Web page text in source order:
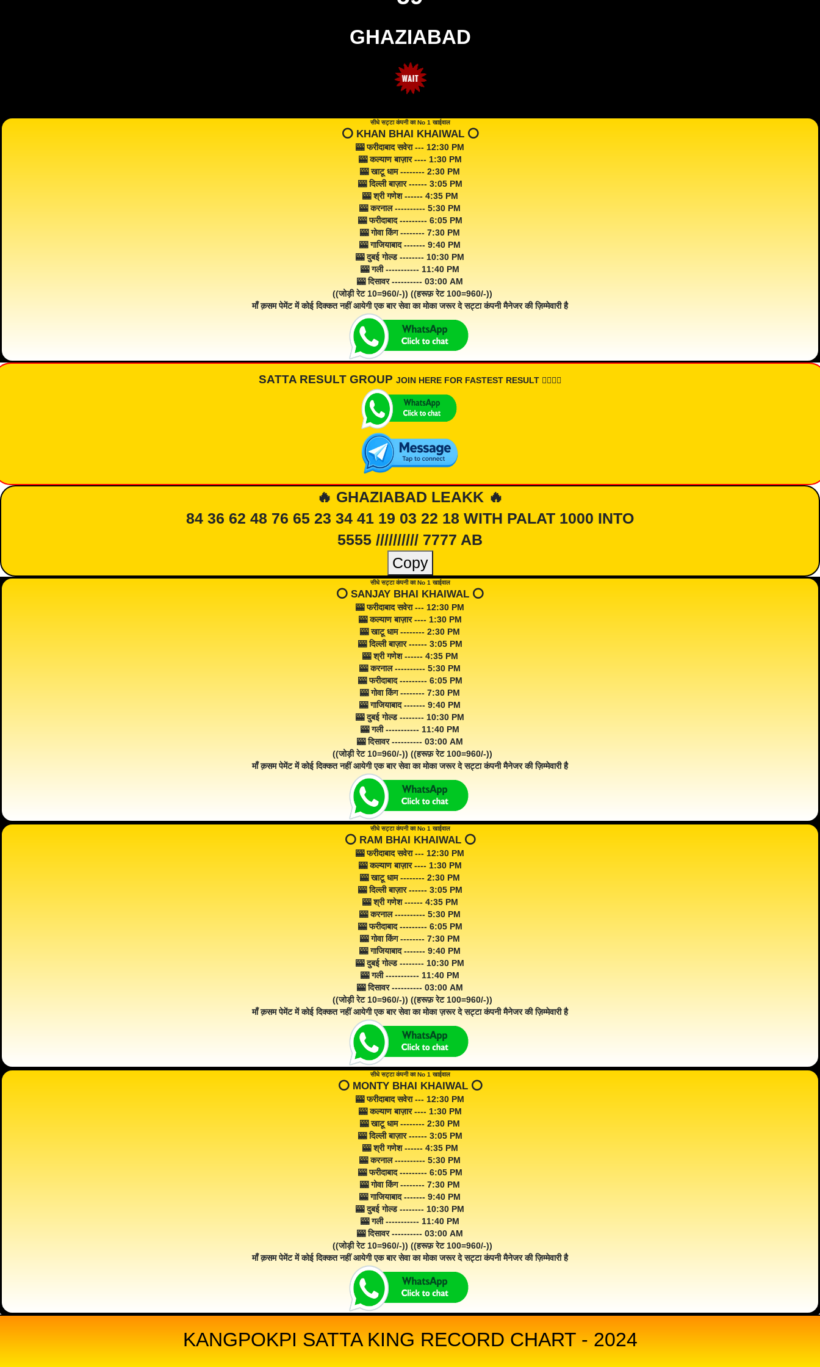
GHAZIABAD
सीधे सट्टा कंपनी का No 1 खाईवाल
⭕️ KHAN BHAI KHAIWAL ⭕️
🎰 फरीदाबाद सवेरा --- 12:30 PM
🎰 कल्याण बाज़ार ---- 1:30 PM
🎰 खाटू धाम -------- 2:30 PM
🎰 दिल्ली बाज़ार ------ 3:05 PM
🎰 श्री गणेश ------ 4:35 PM
🎰 करनाल ---------- 5:30 PM
🎰 फरीदाबाद --------- 6:05 PM
🎰 गोवा किंग -------- 7:30 PM
🎰 गाजियाबाद ------- 9:40 PM
🎰 दुबई गोल्ड -------- 10:30 PM
🎰 गली ----------- 11:40 PM
🎰 दिसावर ---------- 03:00 AM
((जोड़ी रेट 10=960/-)) ((हरूफ़ रेट 100=960/-))
माँ क़सम पेमेंट में कोई दिक्कत नहीं आयेगी एक बार सेवा का मोका जरूर दे सट्टा कंपनी मैनेजर की ज़िम्मेवारी है
SATTA RESULT GROUP JOIN HERE FOR FASTEST RESULT 👇🏾👇🏾
🔥 GHAZIABAD LEAKK 🔥
84 36 62 48 76 65 23 34 41 19 03 22 18 WITH PALAT 1000 INTO
5555 ////////// 7777 AB
Copy
सीधे सट्टा कंपनी का No 1 खाईवाल
⭕️ SANJAY BHAI KHAIWAL ⭕️
🎰 फरीदाबाद सवेरा --- 12:30 PM
🎰 कल्याण बाज़ार ---- 1:30 PM
🎰 खाटू धाम -------- 2:30 PM
🎰 दिल्ली बाज़ार ------ 3:05 PM
🎰 श्री गणेश ------ 4:35 PM
🎰 करनाल ---------- 5:30 PM
🎰 फरीदाबाद --------- 6:05 PM
🎰 गोवा किंग -------- 7:30 PM
🎰 गाजियाबाद ------- 9:40 PM
🎰 दुबई गोल्ड -------- 10:30 PM
🎰 गली ----------- 11:40 PM
🎰 दिसावर ---------- 03:00 AM
((जोड़ी रेट 10=960/-)) ((हरूफ़ रेट 100=960/-))
माँ क़सम पेमेंट में कोई दिक्कत नहीं आयेगी एक बार सेवा का मोका जरूर दे सट्टा कंपनी मैनेजर की ज़िम्मेवारी है
सीधे सट्टा कंपनी का No 1 खाईवाल
⭕️ RAM BHAI KHAIWAL ⭕️
🎰 फरीदाबाद सवेरा --- 12:30 PM
🎰 कल्याण बाज़ार ---- 1:30 PM
🎰 खाटू धाम -------- 2:30 PM
🎰 दिल्ली बाज़ार ------ 3:05 PM
🎰 श्री गणेश ------ 4:35 PM
🎰 करनाल ---------- 5:30 PM
🎰 फरीदाबाद --------- 6:05 PM
🎰 गोवा किंग -------- 7:30 PM
🎰 गाजियाबाद ------- 9:40 PM
🎰 दुबई गोल्ड -------- 10:30 PM
🎰 गली ----------- 11:40 PM
🎰 दिसावर ---------- 03:00 AM
((जोड़ी रेट 10=960/-)) ((हरूफ़ रेट 100=960/-))
माँ क़सम पेमेंट में कोई दिक्कत नहीं आयेगी एक बार सेवा का मोका ज़रूर दे सट्टा कंपनी मैनेजर की ज़िम्मेवारी है
सीधे सट्टा कंपनी का No 1 खाईवाल
⭕️ MONTY BHAI KHAIWAL ⭕️
🎰 फरीदाबाद सवेरा --- 12:30 PM
🎰 कल्याण बाज़ार ---- 1:30 PM
🎰 खाटू धाम -------- 2:30 PM
🎰 दिल्ली बाज़ार ------ 3:05 PM
🎰 श्री गणेश ------ 4:35 PM
🎰 करनाल ---------- 5:30 PM
🎰 फरीदाबाद --------- 6:05 PM
🎰 गोवा किंग -------- 7:30 PM
🎰 गाजियाबाद ------- 9:40 PM
🎰 दुबई गोल्ड -------- 10:30 PM
🎰 गली ----------- 11:40 PM
🎰 दिसावर ---------- 03:00 AM
((जोड़ी रेट 10=960/-)) ((हरूफ़ रेट 100=960/-))
माँ क़सम पेमेंट में कोई दिक्कत नहीं आयेगी एक बार सेवा का मोका जरूर दे सट्टा कंपनी मैनेजर की ज़िम्मेवारी है
KANGPOKPI SATTA KING RECORD CHART - 2024